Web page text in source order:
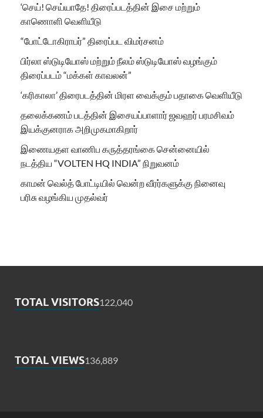
‘செய்! செய்யாதே! திரைப்படத்தின் இசை மற்றும்
காணொளி வெளியீடு
“போட்டோகிராபர்” திரைப்பட விமர்சனம்
பிர்லா ஸ்டுடியோஸ் மற்றும் நீலம் ஸ்டுடியோஸ் வழங்கும்
திரைப்படம் “மக்கள் காவலன்”
‘கரிகாலா’ திரைபடத்தின் மிரள வைக்கும் பதாகை வெளியீடு
தலைக்கணம் படத்தின் இசையப்பாளார் ஜவஹர் பரமசிவம்
இயக்குனராக அறிமுகமாகிறார்
இணையதள வாணிப கருத்தரங்கை சென்னையில்
நடத்திய “VOLTEN HQ INDIA” நிறுவனம்
காமன் வெல்த் போட்டியில் வென்ற வீரர்களுக்கு நினைவு
பரிசு வழங்கிய முதல்வர்
TOTAL VISITORS122,040
TOTAL VIEWS136,889